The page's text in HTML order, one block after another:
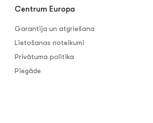
Centrum Europa
Garantija un atgriešana
Lietošanas noteikumi
Privātuma politika
Piegāde